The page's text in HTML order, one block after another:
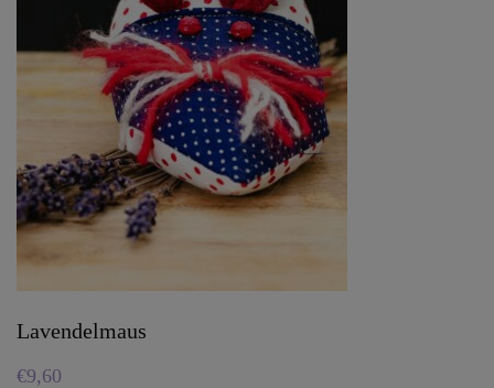
Lavendelmaus
€9,60